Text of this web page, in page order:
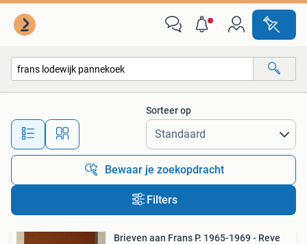
Alle afstanden…
Sorteer op
Bewaar je zoekopdracht
Filters
Brieven aan Frans P. 1965-1969 - Reve